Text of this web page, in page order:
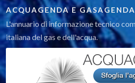
ACQUAGENDA E GASAGENDA
L'annuario di informazione tecnico
italiana del gas e dell'acqua.